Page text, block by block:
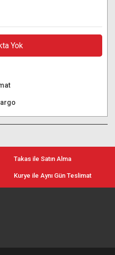
Yok
Takas ile Satın Alma
Kurye ile Aynı Gün Teslimat